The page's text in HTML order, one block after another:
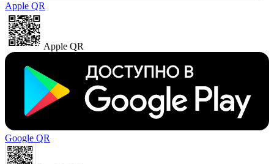
Apple QR
Apple QR
Google QR